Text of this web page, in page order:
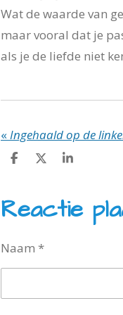
Wat de waarde van
maar vooral dat je
als je de liefde niet
«Ingehaald op de
D
e
n
D
S
r
e
Reactie
Naam *